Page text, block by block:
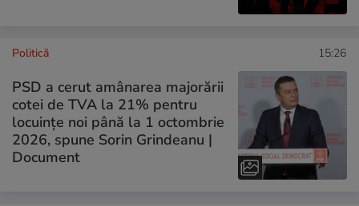
Politică 15:26
PSD a cerut amânarea majorării
cotei de TVA la 21% pentru
locuințe noi până la 1 octombrie
2026, spune Sorin Grindeanu |
Document